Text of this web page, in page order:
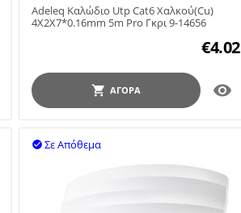
Adeleq Καλώδιο Utp Cat6 Χαλκού(Cu)
4X2X7*0.16mm 5m Pro Γκρι 9-14656
€4.02
ΑΓΟΡΆ 
Σε Απόθεμα
